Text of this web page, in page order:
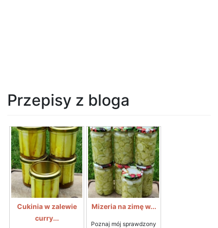
Przepisy z bloga
Cukinia w zalewie
curry...
Mizeria na zimę w...
Poznaj mój sprawdzony